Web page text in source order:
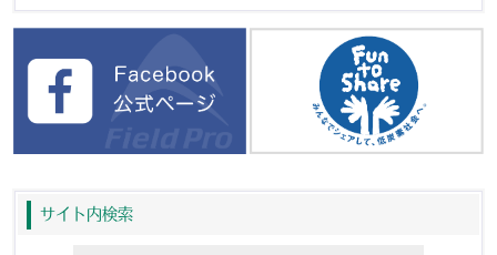
サイト内検索